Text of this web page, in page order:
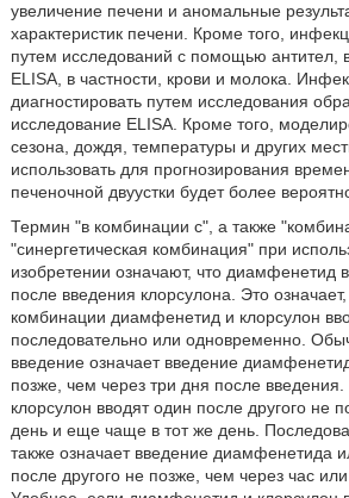
увеличение печени и аномальные
характеристик печени. Кроме того,
путем исследований с помощью антител,
ELISA, в частности, крови и молока.
диагностировать путем исследования
исследование ELISA. Кроме того,
сезона, дождя, температуры и других
использовать для прогнозирования
печеночной двуустки будет более
Термин "в комбинации с", а также
"синергетическая комбинация" при
изобретении означают, что диамфенетид
после введения клорсулона. Это
комбинации диамфенетид и клорсулон
последовательно или одновременно.
введение означает введение
позже, чем через три дня после
клорсулон вводят один после другого не
день и еще чаще в тот же день.
также означает введение диамфенетида
после другого не позже, чем через час